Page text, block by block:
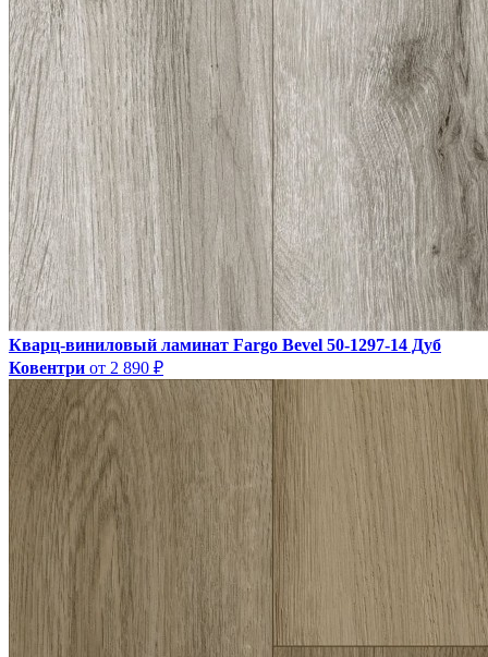
Кварц-виниловый ламинат Fargo Bevel 50-1297-14 Дуб
Ковентри от 2 890 ₽